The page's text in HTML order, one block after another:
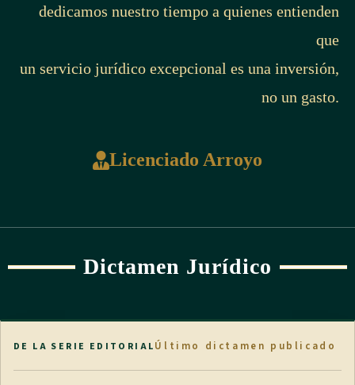
dedicamos nuestro tiempo a quienes entienden
que
un servicio jurídico excepcional es una inversión,
no un gasto.
Licenciado Arroyo
Dictamen Jurídico
DE LA SERIE EDITORIALÚltimo dictamen publicado